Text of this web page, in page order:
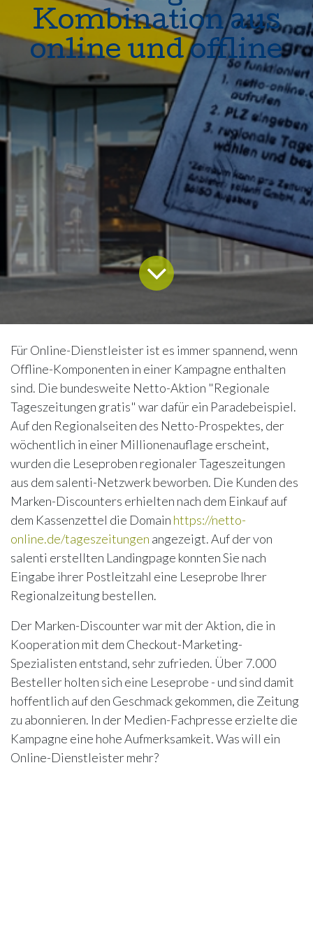
Kombination aus
online und offline
Für Online-Dienstleister ist es immer spannend, wenn
Offline-Komponenten in einer Kampagne enthalten
sind. Die bundesweite Netto-Aktion "Regionale
Tageszeitungen gratis" war dafür ein Paradebeispiel.
Auf den Regionalseiten des Netto-Prospektes, der
wöchentlich in einer Millionenauflage erscheint,
wurden die Leseproben regionaler Tageszeitungen
aus dem salenti-Netzwerk beworben. Die Kunden des
Marken-Discounters erhielten nach dem Einkauf auf
dem Kassenzettel die Domain https://netto-
online.de/tageszeitungen angezeigt. Auf der von
salenti erstellten Landingpage konnten Sie nach
Eingabe ihrer Postleitzahl eine Leseprobe Ihrer
Regionalzeitung bestellen.
Der Marken-Discounter war mit der Aktion, die in
Kooperation mit dem Checkout-Marketing-
Spezialisten entstand, sehr zufrieden. Über 7.000
Besteller holten sich eine Leseprobe - und sind damit
hoffentlich auf den Geschmack gekommen, die Zeitung
zu abonnieren. In der Medien-Fachpresse erzielte die
Kampagne eine hohe Aufmerksamkeit. Was will ein
Online-Dienstleister mehr?